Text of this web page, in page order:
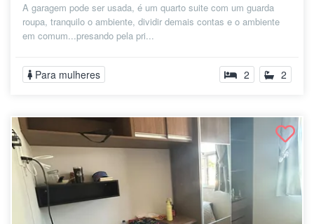
A garagem pode ser usada, é um quarto suite com um guarda
roupa, tranquilo o ambiente, dividir demais contas e o ambiente
em comum...presando pela pri...
Para mulheres 2 2